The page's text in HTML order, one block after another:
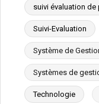
suivi évaluation
Suivi-Evaluation
Système de
Systèmes de
Technologie